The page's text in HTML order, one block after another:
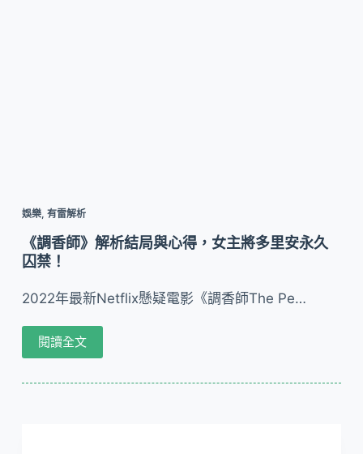
娛樂, 有雷解析
《調香師》解析結局與心得，女主將多里安永久
囚禁！
2022年最新Netflix懸疑電影《調香師The Pe…
閱讀全文